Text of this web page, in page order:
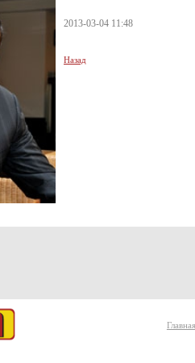
2013-03-04 11:48
Назад
Главная